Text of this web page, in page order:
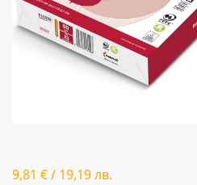
9,81 €/ 19,19лв.